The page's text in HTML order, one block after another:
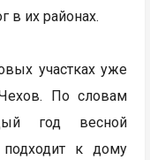
в их районах.
участках уже
По словам
год весной
к дому